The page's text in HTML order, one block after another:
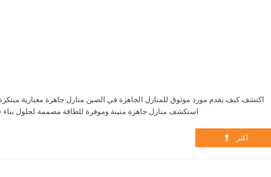
اكتشف كيف يقدم مورد موثوق للمنازل الجاهزة في الصين منازل جاهزة معيارية مبتكرة
استكشف منازل جاهزة متينة وموفرة للطاقة مصممة لحلول بناء
 أكثر